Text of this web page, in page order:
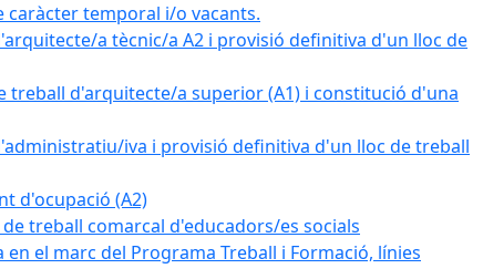
temporal i/o vacants.
a tècnic/a A2 i provisió definitiva d'un lloc de
treball d'arquitecte/a superior (A1) i constitució d'una
iva i provisió definitiva d'un lloc de treball
d'ocupació (A2)
treball comarcal d'educadors/es socials
el marc del Programa Treball i Formació, línies